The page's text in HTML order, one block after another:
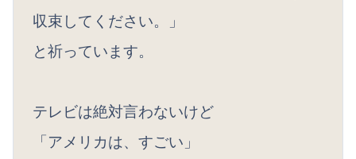
収束してください。」
と祈っています。
テレビは絶対言わないけど
「アメリカは、すごい」